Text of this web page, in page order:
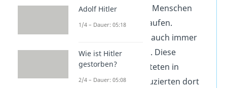
lebten, desto mehr Menschen
wollten Kleidung kaufen.
Gleichzeitig gab es auch immer
mehr Arbeitskräfte. Diese
Arbeitskräfte arbeiteten in
Fabriken und produzierten dort
Adolf Hitler
1/4 – Dauer: 05:18
Wie ist Hitler
gestorben?
2/4 – Dauer: 05:08